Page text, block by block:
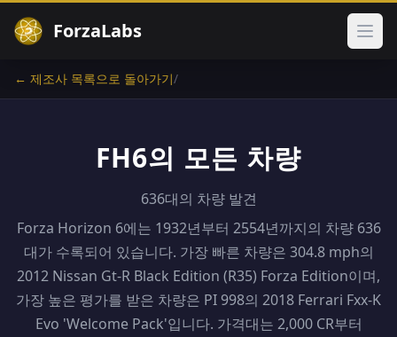
ForzaLabs 메인
← 제조사 목록으로 돌아가기/
FH6의 모든 차량
636대의 차량 발견
Forza Horizon 6에는 1932년부터 2554년까지의 차량 636
대가 수록되어 있습니다. 가장 빠른 차량은 304.8 mph의
2012 Nissan Gt-R Black Edition (R35) Forza Edition이며,
가장 높은 평가를 받은 차량은 PI 998의 2018 Ferrari Fxx-K
Evo 'Welcome Pack'입니다. 가격대는 2,000 CR부터